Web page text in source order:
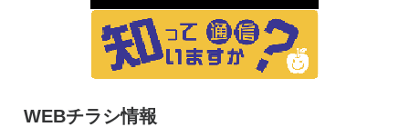
WEBチラシ情報